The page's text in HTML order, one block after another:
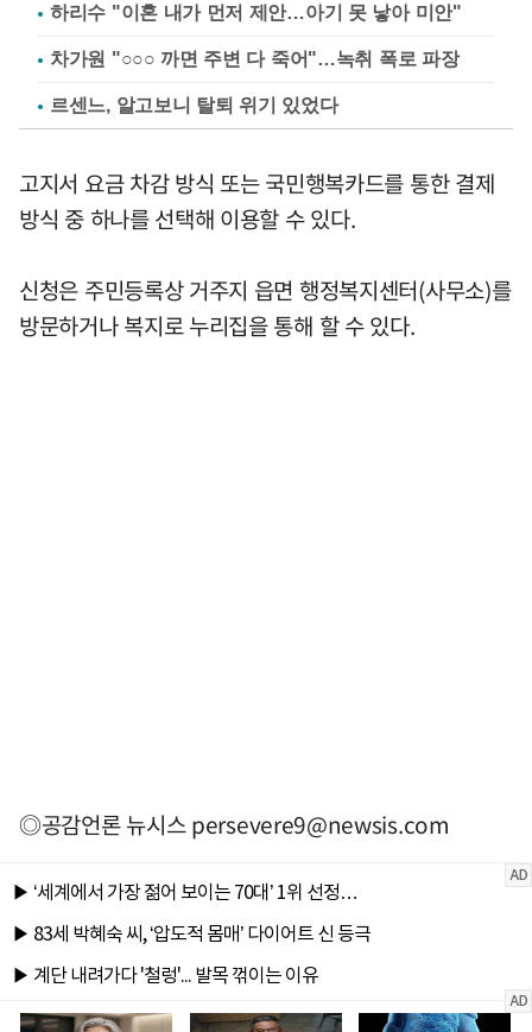
하리수 "이혼 내가 먼저 제안…아기 못 낳아 미안"
차가원 "○○○ 까면 주변 다 죽어"…녹취 폭로 파장
르센느, 알고보니 탈퇴 위기 있었다
고지서 요금 차감 방식 또는 국민행복카드를 통한 결제
방식 중 하나를 선택해 이용할 수 있다.
신청은 주민등록상 거주지 읍면 행정복지센터(사무소)를
방문하거나 복지로 누리집을 통해 할 수 있다.
◎공감언론 뉴시스persevere9@newsis.com